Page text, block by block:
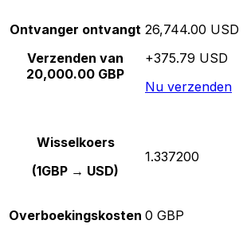
Ontvanger ontvangt
Verzenden van
20,000.00 GBP
26,744.00 USD
+375.79 USD
Nu verzenden
Wisselkoers
(1GBP → USD)
1.337200
Overboekingskosten 0 GBP